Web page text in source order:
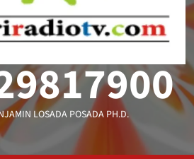
LOSADA POSADA PH.D.